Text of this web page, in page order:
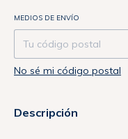
Entregas para el CP:
MEDIOS DE ENVÍO
No sé mi código postal
Descripción